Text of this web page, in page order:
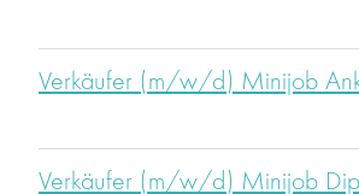
Verkäufer (m/w/d) Minijob
Verkäufer (m/w/d) Minijob